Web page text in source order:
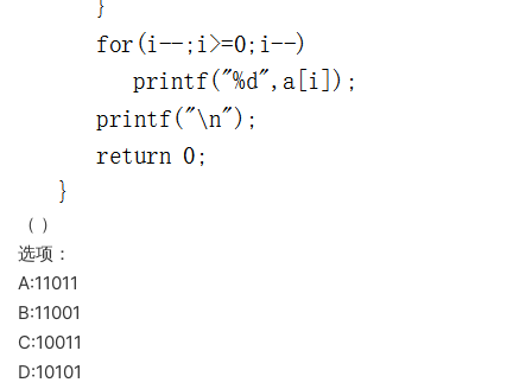
（ ）
选项：
A:11011
B:11001
C:10011
D:10101